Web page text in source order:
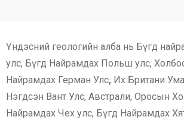
Үндэсний геологийн алба нь Бүгд
улс, Бүгд Найрамдах Польш улс,
Найрамдах Герман Улс, Их Британи
Нэгдсэн Вант Улс, Австрали, Оросын
Найрамдах Чех улс, Бүгд Найрамдах